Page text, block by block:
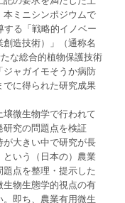
ミニシンポジウムで
る「戦略的イノベー
造技術）」（通称名
な総合的植物保護技術
ャガイモそうか病防
に得られた研究成果
微生物学で行われて
究の問題点を検証
大きい中で研究が長
いう（日本の）農業
点を整理・提示した
物生態学的視点の有
即ち、農業有用微生